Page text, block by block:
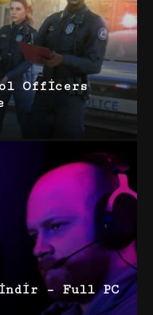
Officers
İndir – Full PC